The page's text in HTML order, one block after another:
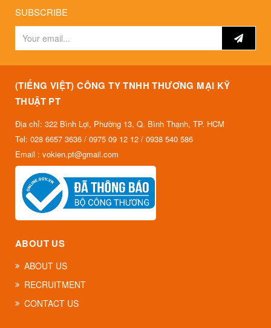
SUBSCRIBE
(TIẾNG VIỆT) CÔNG TY TNHH THƯƠNG MẠI KỸ
THUẬT PT
Địa chỉ: 322 Bình Lợi, Phường 13, Q. Bình Thạnh, TP. HCM
Tel: 028 6657 3636 / 0975 09 12 12 / 0938 540 586
Email : vokien.pt@gmail.com
ABOUT US
ABOUT US
RECRUITMENT
CONTACT US